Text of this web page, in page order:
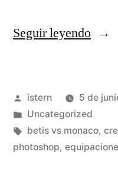
Seguir leyendo
Publicado
por
istern
5 de
Publicado
en
Uncategorized
Etiquetas:
betis vs monaco,
photoshop,